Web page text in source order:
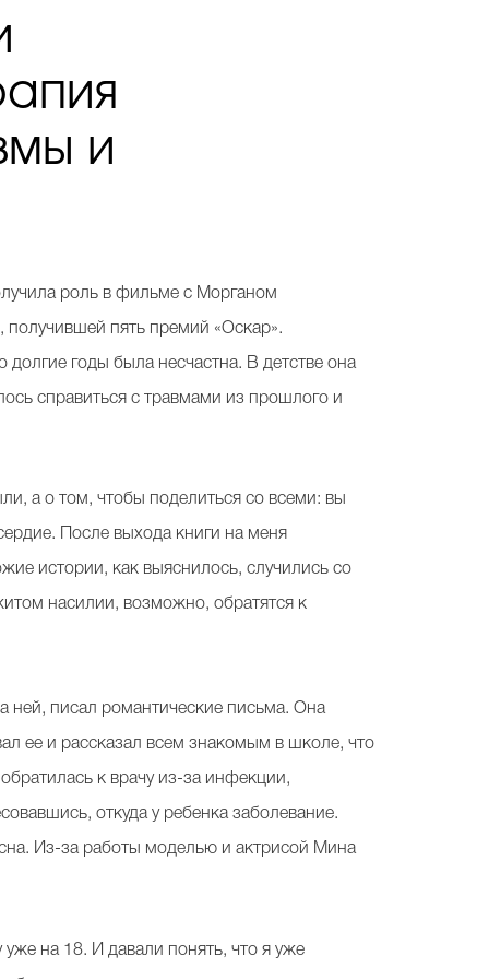
и
роль в фильме с Морганом
пять премий «Оскар».
годы была несчастна. В детстве она
справиться с травмами из прошлого и
а о том, чтобы поделиться со всеми: вы
После выхода книги на меня
истории, как выяснилось, случились со
насилии, возможно, обратятся к
ней, писал романтические письма. Она
ее и рассказал всем знакомым в школе, что
к врачу из-за инфекции,
откуда у ребенка заболевание.
Из-за работы моделью и актрисой Мина
на 18. И давали понять, что я уже